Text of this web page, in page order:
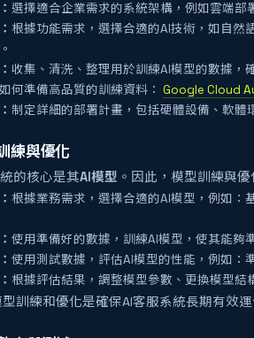
選擇適合企業需求的系統架構，例如雲端部
根據功能需求，選擇合適的AI技術，如自然
收集、清洗、整理用於訓練AI模型的數據，
何準備高品質的訓練資料： Google Cloud
制定詳細的部署計畫，包括硬體設備、軟體
練與優化
的核心是其AI模型 。因此，模型訓練與
根據業務需求，選擇合適的AI模型，例如：
使用準備好的數據，訓練AI模型，使其能夠
使用測試數據，評估AI模型的性能，例如：
根據評估結果，調整模型參數、更換模型結
訓練和優化是確保AI客服系統長期有效運